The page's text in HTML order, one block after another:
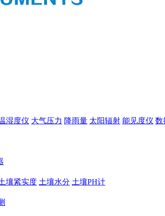
湿度仪 大气压力 降雨量 太阳辐射 能见度仪 数
壤紧实度 土壤水分 土壤PH计